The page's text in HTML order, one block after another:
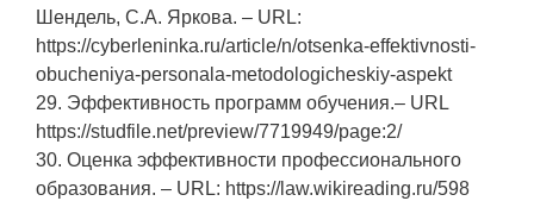
Шендель, С.А. Яркова. – URL:
https://cyberleninka.ru/article/n/otsenka-effektivnosti-
obucheniya-personala-metodologicheskiy-aspekt
29. Эффективность программ обучения.– URL
https://studfile.net/preview/7719949/page:2/
30. Оценка эффективности профессионального
образования. – URL: https://law.wikireading.ru/598